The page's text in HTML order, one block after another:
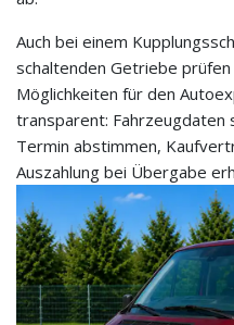
Auch bei einem
schaltenden Getriebe prüfen
Möglichkeiten für den
transparent: Fahrzeugdaten
Termin abstimmen,
Auszahlung bei Übergabe